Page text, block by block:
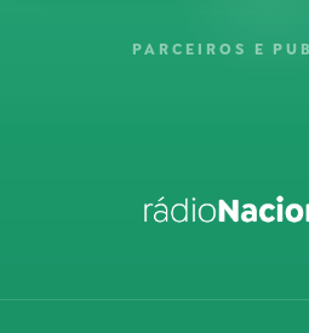
PARCEIROS E